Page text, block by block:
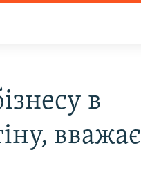
в
вважає